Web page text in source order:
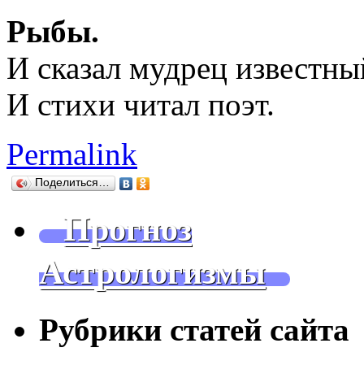
Рыбы.
И сказал мудрец
И стихи читал поэт.
Permalink
Поделиться…
Прогноз
Астрологизмы
Рубрики статей сайта